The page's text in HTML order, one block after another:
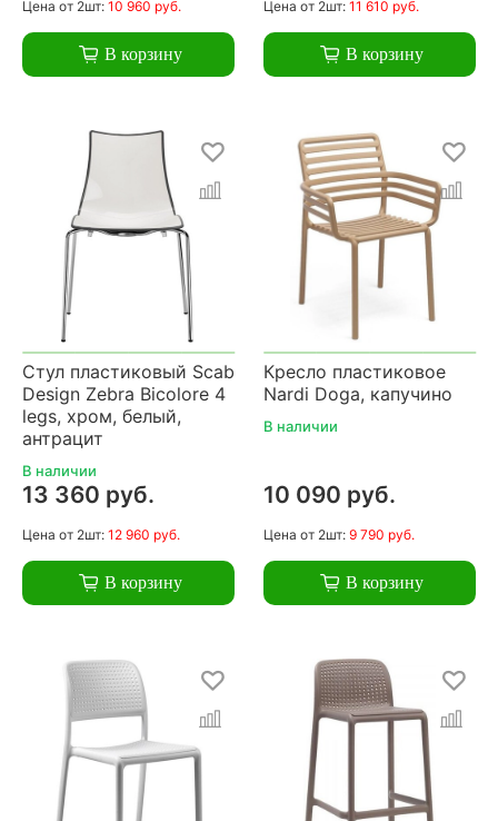
Цена от 2шт: 10 960 руб.
В корзину
Цена от 2шт: 11 610 руб.
В корзину
Стул пластиковый Scab
Design Zebra Bicolore 4
legs, хром, белый,
антрацит
В наличии
13 360 руб.
Цена от 2шт: 12 960 руб.
В корзину
Кресло пластиковое
Nardi Doga, капучино
В наличии
10 090 руб.
Цена от 2шт: 9 790 руб.
В корзину